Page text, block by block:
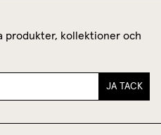
produkter, kollektioner och
JA TACK